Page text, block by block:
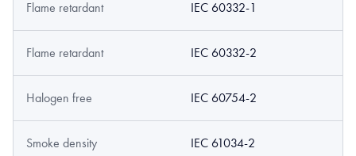
Flame retardant IEC 60332-1
Flame retardant IEC 60332-2
Halogen free IEC 60754-2
Smoke density IEC 61034-2